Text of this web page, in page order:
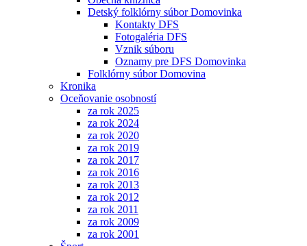
Detský folklórny súbor Domovinka
Kontakty DFS
Fotogaléria DFS
Vznik súboru
Oznamy pre DFS Domovinka
Folklórny súbor Domovina
Kronika
Oceňovanie osobností
za rok 2025
za rok 2024
za rok 2020
za rok 2019
za rok 2017
za rok 2016
za rok 2013
za rok 2012
za rok 2011
za rok 2009
za rok 2001